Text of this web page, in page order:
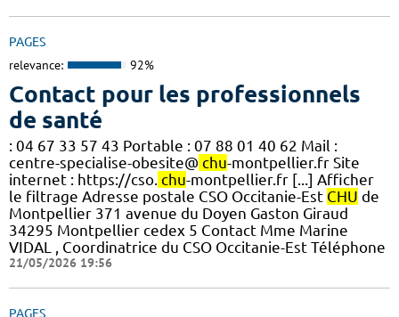
PAGES
relevance: 92%
Contact pour les professionnels
de santé
: 04 67 33 57 43 Portable : 07 88 01 40 62 Mail :
centre-specialise-obesite@ chu-montpellier.fr Site
internet : https://cso. chu-montpellier.fr [...] Afficher
le filtrage Adresse postale CSO Occitanie-Est CHU de
Montpellier 371 avenue du Doyen Gaston Giraud
34295 Montpellier cedex 5 Contact Mme Marine
VIDAL , Coordinatrice du CSO Occitanie-Est Téléphone
21/05/2026 19:56
PAGES